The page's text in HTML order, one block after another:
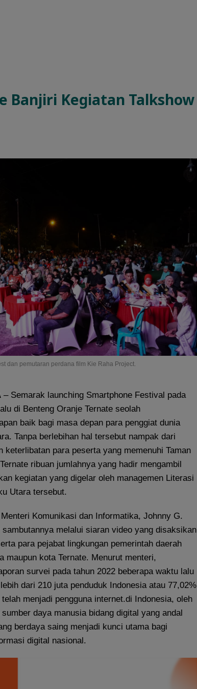
Banjiri Kegiatan Talkshow
dan pemutaran perdana film Kie Raha Project.
– Semarak launching Smartphone Festival pada
di Benteng Oranje Ternate seolah
baik bagi masa depan para penggiat dunia
Tanpa berlebihan hal tersebut nampak dari
keterlibatan para peserta yang memenuhi Taman
ribuan jumlahnya yang hadir mengambil
kegiatan yang digelar oleh managemen Literasi
Utara tersebut.
Komunikasi dan Informatika, Johnny G.
sambutannya melalui siaran video yang disaksikan
para pejabat lingkungan pemerintah daerah
maupun kota Ternate. Menurut menteri,
survei pada tahun 2022 beberapa waktu lalu
dari 210 juta penduduk Indonesia atau 77,02%
menjadi pengguna internet.di Indonesia, oleh
daya manusia bidang digital yang andal
berdaya saing menjadi kunci utama bagi
digital nasional.